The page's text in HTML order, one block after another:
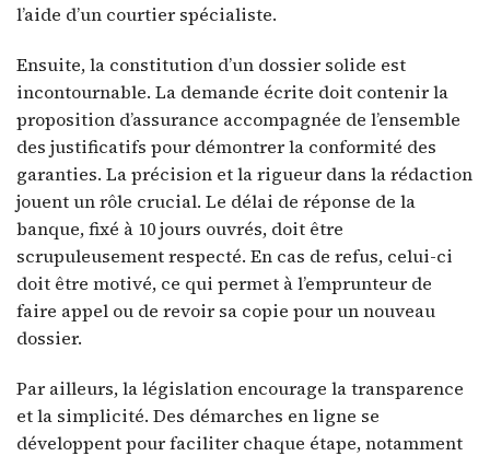
l’aide d’un courtier spécialiste.
Ensuite, la constitution d’un dossier solide est
incontournable. La demande écrite doit contenir la
proposition d’assurance accompagnée de l’ensemble
des justificatifs pour démontrer la conformité des
garanties. La précision et la rigueur dans la rédaction
jouent un rôle crucial. Le délai de réponse de la
banque, fixé à 10 jours ouvrés, doit être
scrupuleusement respecté. En cas de refus, celui-ci
doit être motivé, ce qui permet à l’emprunteur de
faire appel ou de revoir sa copie pour un nouveau
dossier.
Par ailleurs, la législation encourage la transparence
et la simplicité. Des démarches en ligne se
développent pour faciliter chaque étape, notamment